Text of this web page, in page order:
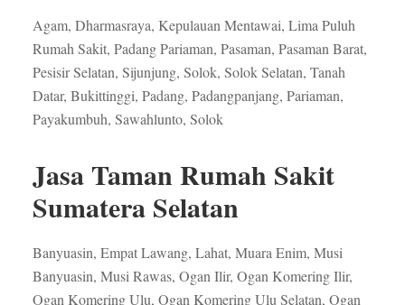
Agam, Dharmasraya, Kepulauan Mentawai, Lima Puluh
Rumah Sakit, Padang Pariaman, Pasaman, Pasaman Barat,
Pesisir Selatan, Sijunjung, Solok, Solok Selatan, Tanah
Datar, Bukittinggi, Padang, Padangpanjang, Pariaman,
Payakumbuh, Sawahlunto, Solok
Jasa Taman Rumah Sakit
Sumatera Selatan
Banyuasin, Empat Lawang, Lahat, Muara Enim, Musi
Banyuasin, Musi Rawas, Ogan Ilir, Ogan Komering Ilir,
Ogan Komering Ulu, Ogan Komering Ulu Selatan, Ogan